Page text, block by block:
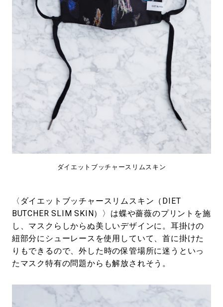
ダイエットブッチャースリムスキン
〈ダイエットブッチャースリムスキン（DIET
BUTCHER SLIM SKIN）〉は蝶や薔薇のプリントを施
し、マスクらしからぬ美しいデザインに。耳掛けの
紐部分にシューレースを使用していて、首に掛けた
りもできるので、外した時の保管場所に迷うといっ
たマスク特有の問題からも解放されそう。